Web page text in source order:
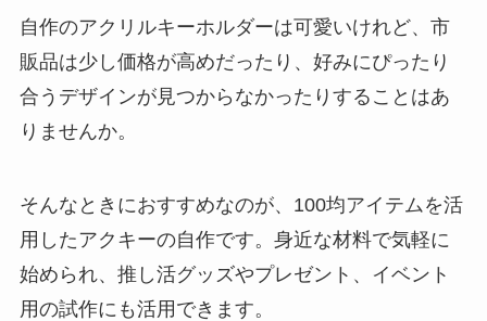
自作のアクリルキーホルダーは可愛いけれど、市
販品は少し価格が高めだったり、好みにぴったり
合うデザインが見つからなかったりすることはあ
りませんか。
そんなときにおすすめなのが、100均アイテムを活
用したアクキーの自作です。身近な材料で気軽に
始められ、推し活グッズやプレゼント、イベント
用の試作にも活用できます。